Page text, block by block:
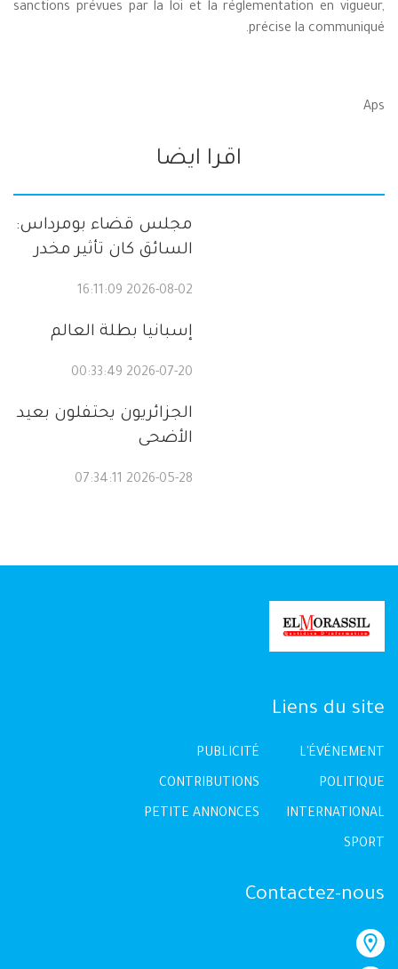
sanctions prévues par la loi et la réglementation en vigueur,
précise la communiqué.
Aps
اقرا ايضا
مجلس قضاء بومرداس:
السائق كان تأثير مخدر
2026-08-02 16:11:09
إسبانيا بطلة العالم
2026-07-20 00:33:49
الجزائريون يحتفلون بعيد
الأضحى
2026-05-28 07:34:11
Liens du site
L'ÉVÉNEMENT
POLITIQUE
INTERNATIONAL
SPORT
PUBLICITÉ
CONTRIBUTIONS
PETITE ANNONCES
Contactez-nous